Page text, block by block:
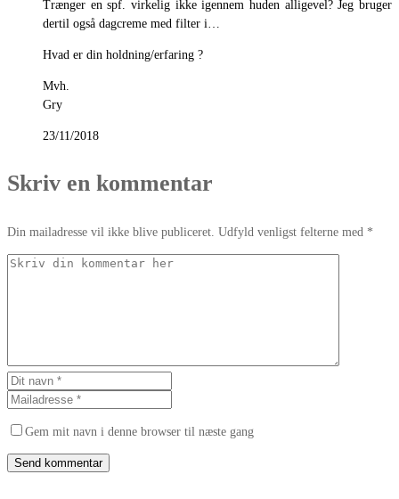
Trænger en spf. virkelig ikke igennem huden alligevel? Jeg bruger
dertil også dagcreme med filter i…
Hvad er din holdning/erfaring ?
Mvh.
Gry
23/11/2018
Skriv en kommentar
Din mailadresse vil ikke blive publiceret. Udfyld venligst felterne med *
Gem mit navn i denne browser til næste gang